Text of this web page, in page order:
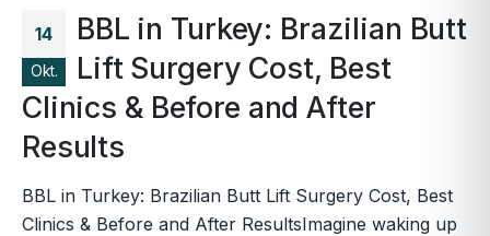
14
Okt.
BBL in Turkey: Brazilian Butt
Lift Surgery Cost, Best
Clinics & Before and After
Results
BBL in Turkey: Brazilian Butt Lift Surgery Cost, Best
Clinics & Before and After ResultsImagine waking up